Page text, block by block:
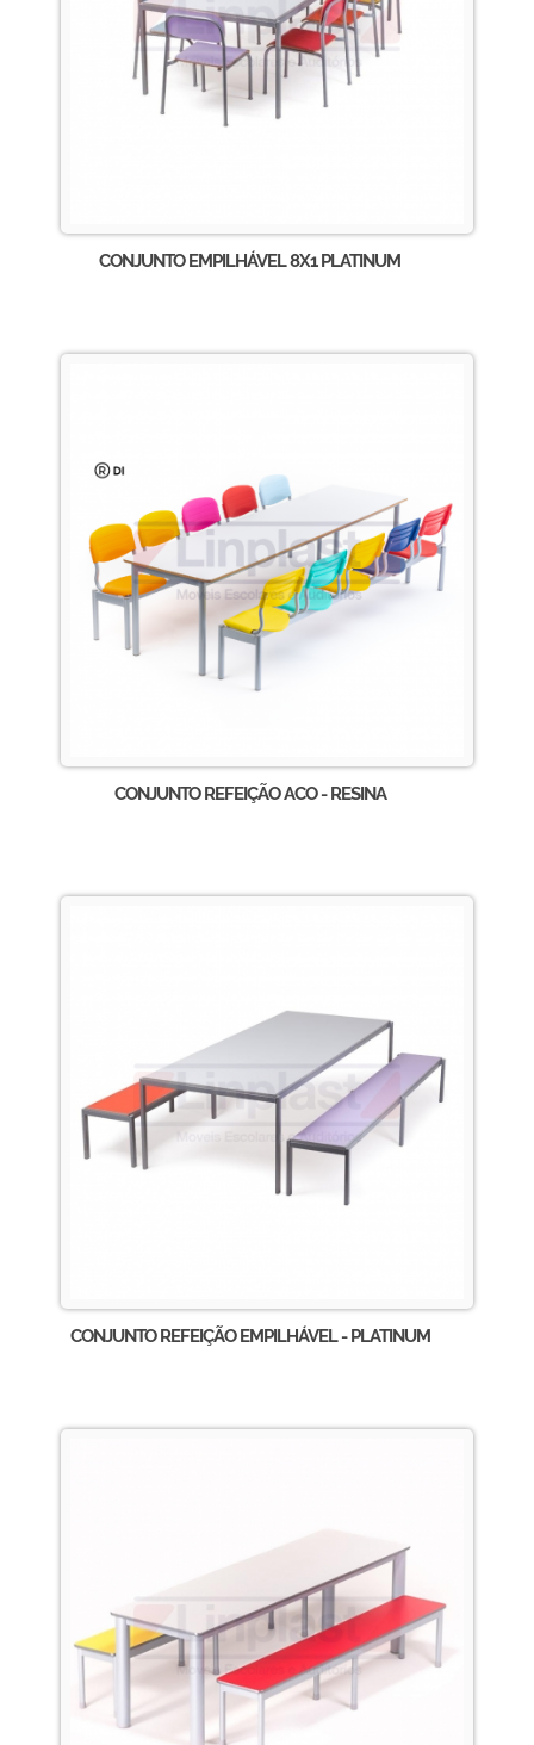
CONJUNTO EMPILHÁVEL 8X1 PLATINUM
CONJUNTO REFEIÇÃO ACO - RESINA
CONJUNTO REFEIÇÃO EMPILHÁVEL - PLATINUM